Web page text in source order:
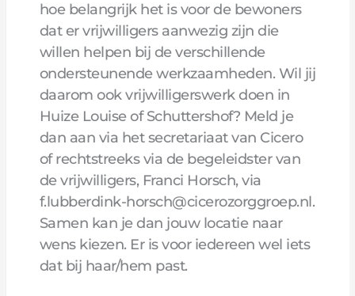
hoe belangrijk het is voor de bewoners
dat er vrijwilligers aanwezig zijn die
willen helpen bij de verschillende
ondersteunende werkzaamheden. Wil jij
daarom ook vrijwilligerswerk doen in
Huize Louise of Schuttershof? Meld je
dan aan via het secretariaat van Cicero
of rechtstreeks via de begeleidster van
de vrijwilligers, Franci Horsch, via
f.lubberdink-horsch@cicerozorggroep.nl.
Samen kan je dan jouw locatie naar
wens kiezen. Er is voor iedereen wel iets
dat bij haar/hem past.